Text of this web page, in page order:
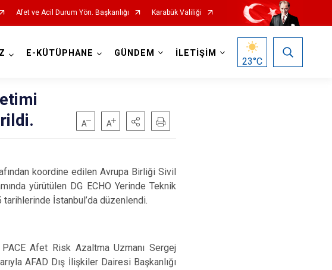
Afet ve Acil Durum Yön. Başkanlığı Karabük Valiliği
E-KÜTÜPHANE GÜNDEM İLETİŞİM
23°C
koordine edilen Avrupa Birliği Sivil
yürütülen DG ECHO Yerinde Teknik
İstanbul’da düzenlendi.
Afet Risk Azaltma Uzmanı Sergej
AFAD Dış İlişkiler Dairesi Başkanlığı